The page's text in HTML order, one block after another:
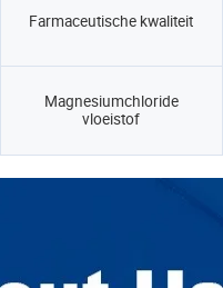
Farmaceutische kwaliteit
Magnesiumchloride
vloeistof